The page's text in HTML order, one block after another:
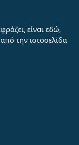
είναι εδώ,
την ιστοσελίδα